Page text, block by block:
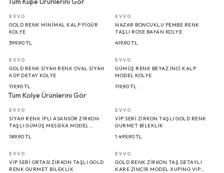
EVVO
GOLD RENK MINIMAL KALP FIGÜR
KOLYE
399,90TL
EVVO
NAZAR BONCUKLU PEMBE RENK
TAŞLI ROSE BAYAN KOLYE
419,90TL
EVVO
GOLD RENK SIYAH RENK OVAL SIYAH
KÜP DETAY KOLYE
119,90TL
EVVO
GÜMÜŞ RENK BEYAZ İNCI KALP
MODEL KOLYE
119,90TL
Tüm Kolye Ürünlerini Gör
EVVO
SIYAH RENK İPLI ASANSÖR ZIRKON
TAŞLI GÜMÜŞ MESSIKA MODEL
189,90TL
EVVO
VIP SERI ZIRKON TAŞLI GOLD RENK
GURMET BILEKLIK
1.499,90TL
EVVO
VIP SERI ORTASI ZIRKON TAŞLI GOLD
RENK GURMET BILEKLIK
EVVO
GOLD RENK ZIRKON TAŞ DETAYLI
KARE ZINCIR MODEL XUPING VIP